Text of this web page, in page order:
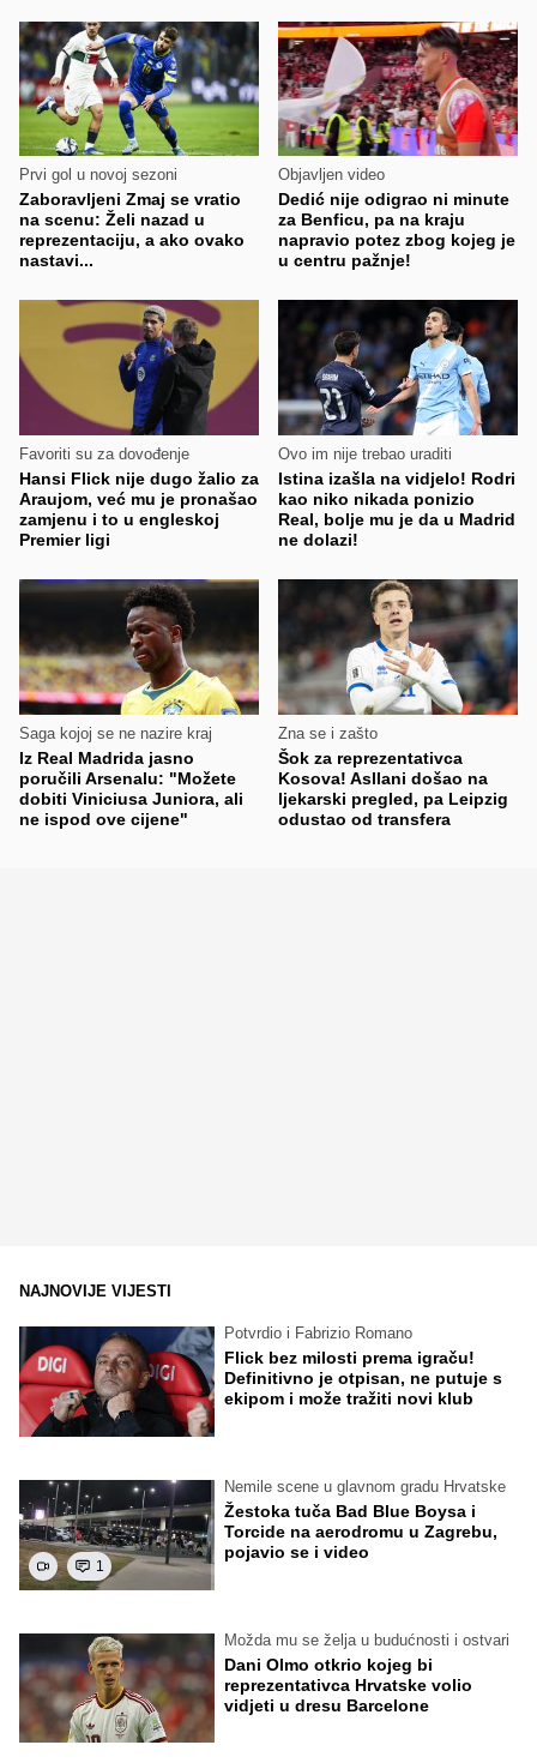
Prvi gol u novoj sezoni
Zaboravljeni Zmaj se vratio
na scenu: Želi nazad u
reprezentaciju, a ako ovako
nastavi...
Objavljen video
Dedić nije odigrao ni minute
za Benficu, pa na kraju
napravio potez zbog kojeg je
u centru pažnje!
Favoriti su za dovođenje
Hansi Flick nije dugo žalio za
Araujom, već mu je pronašao
zamjenu i to u engleskoj
Premier ligi
Ovo im nije trebao uraditi
Istina izašla na vidjelo! Rodri
kao niko nikada ponizio
Real, bolje mu je da u Madrid
ne dolazi!
Saga kojoj se ne nazire kraj
Iz Real Madrida jasno
poručili Arsenalu: "Možete
dobiti Viniciusa Juniora, ali
ne ispod ove cijene"
Zna se i zašto
Šok za reprezentativca
Kosova! Asllani došao na
ljekarski pregled, pa Leipzig
odustao od transfera
NAJNOVIJE VIJESTI
Potvrdio i Fabrizio Romano
Flick bez milosti prema igraču!
Definitivno je otpisan, ne putuje s
ekipom i može tražiti novi klub
1
Nemile scene u glavnom gradu Hrvatske
Žestoka tuča Bad Blue Boysa i
Torcide na aerodromu u Zagrebu,
pojavio se i video
Možda mu se želja u budućnosti i ostvari
Dani Olmo otkrio kojeg bi
reprezentativca Hrvatske volio
vidjeti u dresu Barcelone